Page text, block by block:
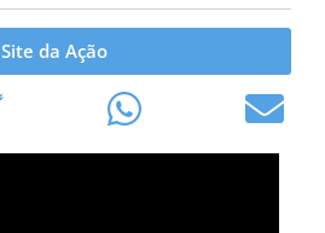
Site da Ação